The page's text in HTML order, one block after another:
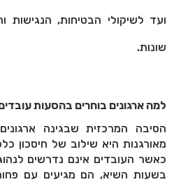
ועד לשיקולי הבטיחות, הנגישות
שונות.
למה ארגונים בוחרים בהסעות
הסיבה המרכזית שבגינה
מאורגנות היא שילוב של חיסכון
כאשר העובדים אינם נדרשים
בשעות השיא, הם מגיעים עם